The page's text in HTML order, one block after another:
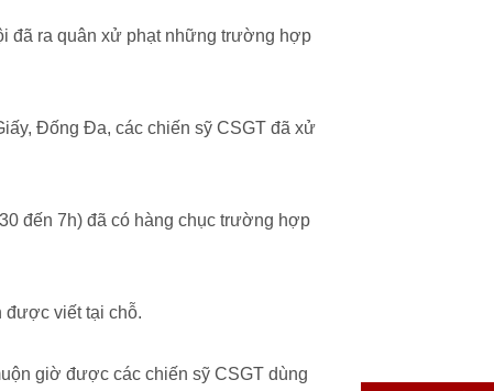
đã ra quân xử phạt những trường hợp
Đống Đa, các chiến sỹ CSGT đã xử
đến 7h) đã có hàng chục trường hợp
được viết tại chỗ.
giờ được các chiến sỹ CSGT dùng